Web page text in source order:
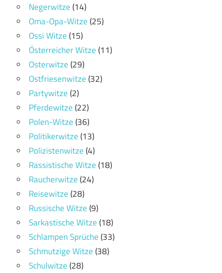
Negerwitze(14)
Oma-Opa-Witze(25)
Ossi Witze(15)
Österreicher Witze(11)
Osterwitze(29)
Ostfriesenwitze(32)
Partywitze(2)
Pferdewitze(22)
Polen-Witze(36)
Politikerwitze(13)
Polizistenwitze(4)
Rassistische Witze(18)
Raucherwitze(24)
Reisewitze(28)
Russische Witze(9)
Sarkastische Witze(18)
Schlampen Sprüche(33)
Schmutzige Witze(38)
Schulwitze(28)